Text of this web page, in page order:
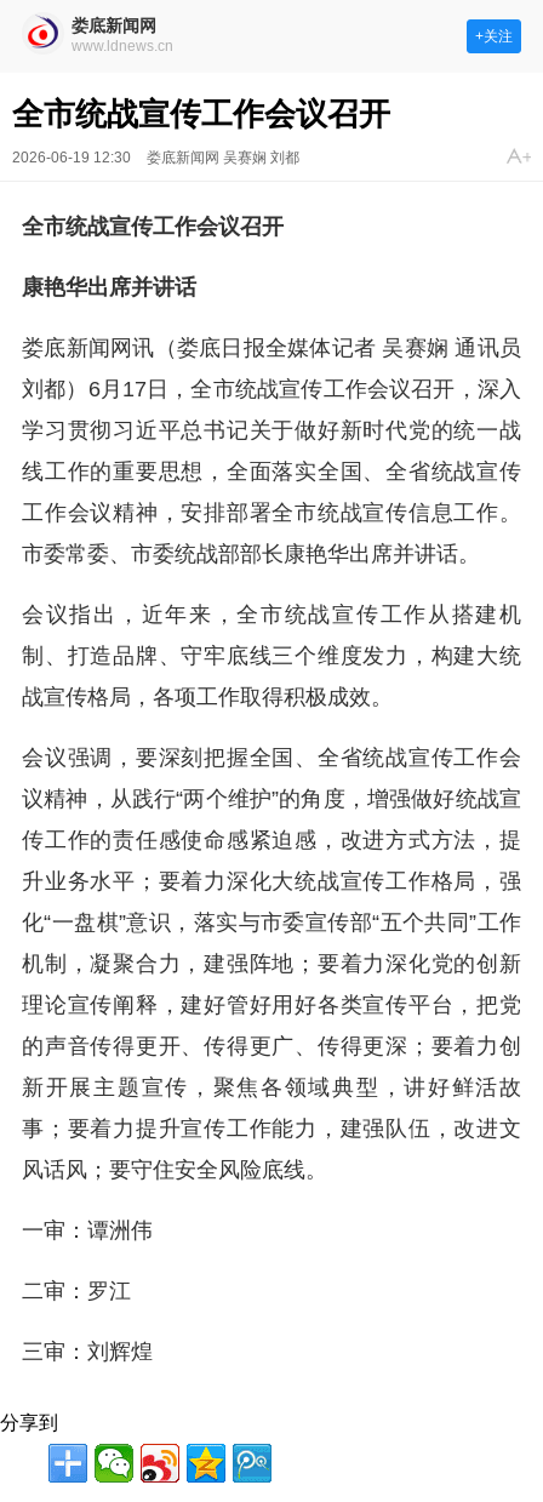
娄底新闻网
www.ldnews.cn
+关注
全市统战宣传工作会议召开
2026-06-19 12:30 娄底新闻网 吴赛娴 刘都
全市统战宣传工作会议召开
康艳华出席并讲话
娄底新闻网讯（娄底日报全媒体记者 吴赛娴 通讯员
刘都）6月17日，全市统战宣传工作会议召开，深入
学习贯彻习近平总书记关于做好新时代党的统一战
线工作的重要思想，全面落实全国、全省统战宣传
工作会议精神，安排部署全市统战宣传信息工作。
市委常委、市委统战部部长康艳华出席并讲话。
会议指出，近年来，全市统战宣传工作从搭建机
制、打造品牌、守牢底线三个维度发力，构建大统
战宣传格局，各项工作取得积极成效。
会议强调，要深刻把握全国、全省统战宣传工作会
议精神，从践行“两个维护”的角度，增强做好统战宣
传工作的责任感使命感紧迫感，改进方式方法，提
升业务水平；要着力深化大统战宣传工作格局，强
化“一盘棋”意识，落实与市委宣传部“五个共同”工作
机制，凝聚合力，建强阵地；要着力深化党的创新
理论宣传阐释，建好管好用好各类宣传平台，把党
的声音传得更开、传得更广、传得更深；要着力创
新开展主题宣传，聚焦各领域典型，讲好鲜活故
事；要着力提升宣传工作能力，建强队伍，改进文
风话风；要守住安全风险底线。
一审：谭洲伟
二审：罗江
三审：刘辉煌
分享到